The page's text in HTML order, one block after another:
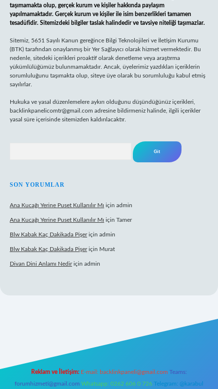
taşımamakta olup, gerçek kurum ve kişiler hakkında paylaşım
yapılmamaktadır. Gerçek kurum ve kişiler ile isim benzerlikleri tamamen
tesadüfidir. Sitemizdeki bilgiler taslak halindedir ve tavsiye niteliği taşımazlar.
Sitemiz, 5651 Sayılı Kanun gereğince Bilgi Teknolojileri ve İletişim Kurumu
(BTK) tarafından onaylanmış bir Yer Sağlayıcı olarak hizmet vermektedir. Bu
nedenle, sitedeki içerikleri proaktif olarak denetleme veya araştırma
yükümlülüğümüz bulunmamaktadır. Ancak, üyelerimiz yazdıkları içeriklerin
sorumluluğunu taşımakta olup, siteye üye olarak bu sorumluluğu kabul etmiş
sayılırlar.
Hukuka ve yasal düzenlemelere aykırı olduğunu düşündüğünüz içerikleri,
backlinkpanelicomtr@gmail.com adresine bildirmeniz halinde, ilgili içerikler
yasal süre içerisinde sitemizden kaldırılacaktır.
SON YORUMLAR
Ana Kucağı Yerine Puset Kullanılır Mı için admin
Ana Kucağı Yerine Puset Kullanılır Mı için Tamer
Blw Kabak Kaç Dakikada Pişeriçin admin
Blw Kabak Kaç Dakikada Pişeriçin Murat
Divan Dini Anlamı Nediriçin admin
Reklam ve İletişim: E-mail: backlinkpaneli@gmail.com Teams:
forumhizmeti@gmail.com Whatsapp: 0262 606 0 726 Telegram: @karabul